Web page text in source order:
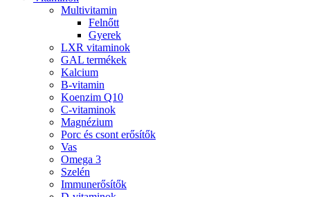
Multivitamin
Felnőtt
Gyerek
LXR vitaminok
GAL termékek
Kalcium
B-vitamin
Koenzim Q10
C-vitaminok
Magnézium
Porc és csont erősítők
Vas
Omega 3
Szelén
Immunerősítők